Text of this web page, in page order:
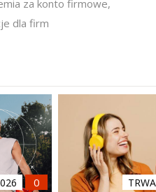
za konto firmowe,
dla firm